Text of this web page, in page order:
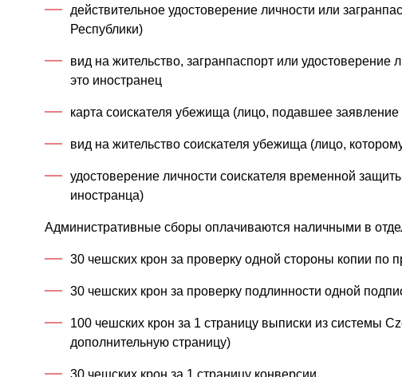
действительное удостоверение личности или
Республики)
вид на жительство, загранпаспорт или
это иностранец
карта соискателя убежища (лицо, подавшее
вид на жительство соискателя убежища (лицо,
удостоверение личности соискателя временной
иностранца)
Административные сборы оплачиваются наличными в
30 чешских крон за проверку одной стороны копии по
30 чешских крон за проверку подлинности одной
100 чешских крон за 1 страницу выписки из системы
дополнительную страницу)
30 чешских крон за 1 страницу конверсии